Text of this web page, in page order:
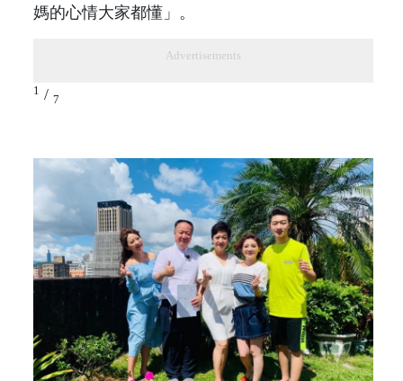
媽的心情大家都懂」。
Advertisements
1 / 7